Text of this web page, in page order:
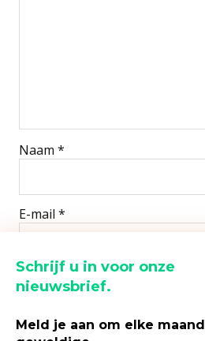
Schrijf u in voor onze
nieuwsbrief.
Meld je aan om elke maand
Naam *
E-mail*
Site